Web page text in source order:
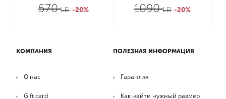
570LEI -20% 1090LEI -20%
КОМПАНИЯ
О нас
Gift card
ПОЛЕЗНАЯ ИНФОРМАЦИЯ
Гарантия
Как найти нужный размер